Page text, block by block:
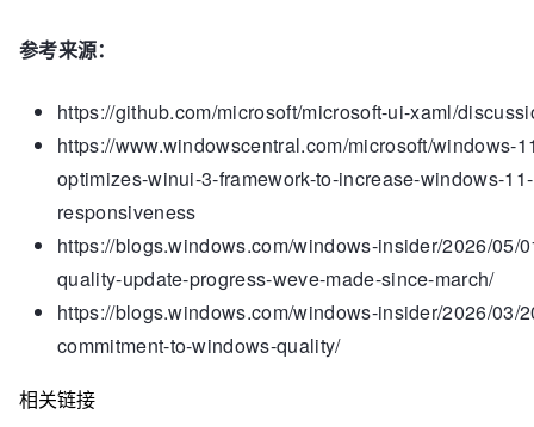
参考来源：
https://github.com/microsoft/microsoft-ui-xaml/
https://www.windowscentral.com/microsoft/windows-
optimizes-winui-3-framework-to-increase-windows-11-
responsiveness
https://blogs.windows.com/windows-insider/2026/05/
quality-update-progress-weve-made-since-march/
https://blogs.windows.com/windows-insider/2026/03/
commitment-to-windows-quality/
相关链接